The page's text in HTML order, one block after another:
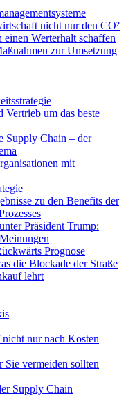
nicht nur den CO²
Werterhalt schaffen
zur Umsetzung
um das beste
Supply Chain – der
mit
zu den Benefits der
Präsident Trump:
Prognose
die Blockade der Straße
lehrt
nur nach Kosten
Sie vermeiden sollten
Supply Chain